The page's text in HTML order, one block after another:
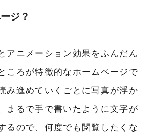
ジ？
アニメーション効果をふんだん
ころが特徴的なホームページで
み進めていくごとに写真が浮か
まるで手で書いたように文字が
るので、何度でも閲覧したくな